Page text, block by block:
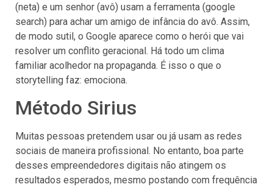
(neta) e um senhor (avô) usam a ferramenta (google
search) para achar um amigo de infância do avô. Assim,
de modo sutil, o Google aparece como o herói que vai
resolver um conflito geracional. Há todo um clima
familiar acolhedor na propaganda. É isso o que o
storytelling faz: emociona.
Método Sirius
Muitas pessoas pretendem usar ou já usam as redes
sociais de maneira profissional. No entanto, boa parte
desses empreendedores digitais não atingem os
resultados esperados, mesmo postando com frequência